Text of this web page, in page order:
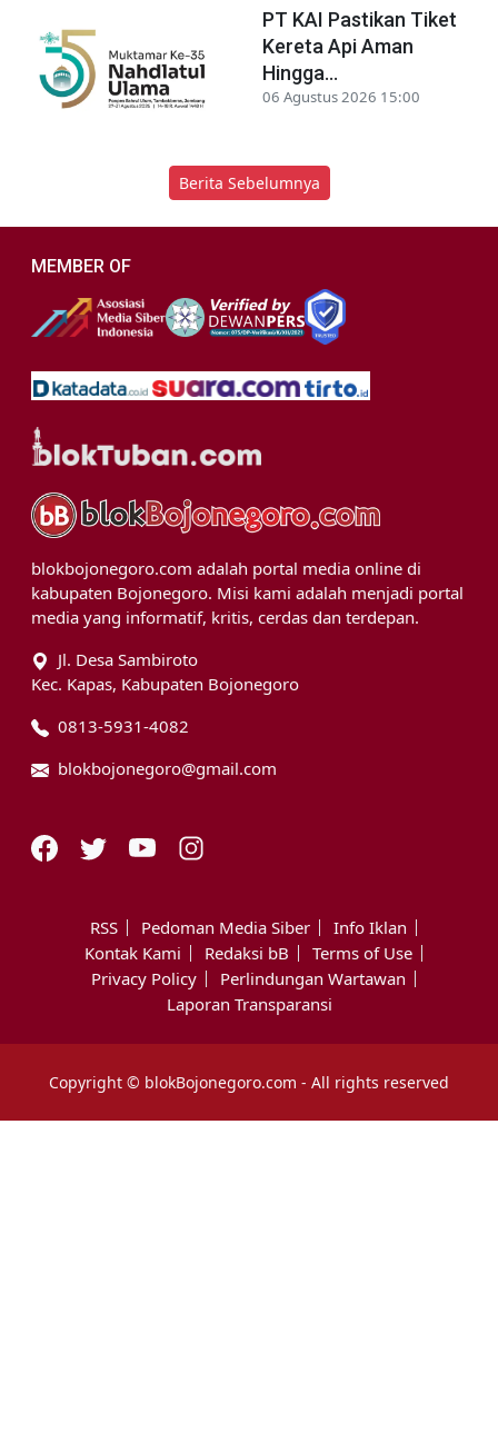
PT KAI Pastikan Tiket
Kereta Api Aman
Hingga...
06 Agustus 2026 15:00
Berita Sebelumnya
MEMBER OF
blokbojonegoro.com adalah portal media online di
kabupaten Bojonegoro. Misi kami adalah menjadi portal
media yang informatif, kritis, cerdas dan terdepan.
Jl. Desa Sambiroto
Kec. Kapas, Kabupaten Bojonegoro
0813-5931-4082
blokbojonegoro@gmail.com
RSS Pedoman Media Siber
Info Iklan
Kontak Kami
Redaksi bB
Terms of Use
Privacy Policy
Perlindungan Wartawan
Laporan Transparansi
Copyright © blokBojonegoro.com - All rights reserved